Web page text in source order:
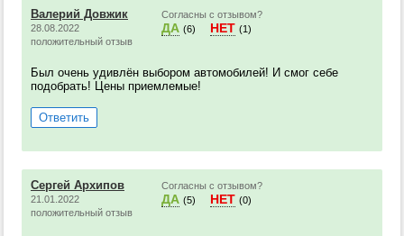
Валерий Довжик
28.08.2022
положительный отзыв
Согласны с отзывом?
ДА (6) НЕТ (1)
Был очень удивлён выбором автомобилей! И смог себе
подобрать! Цены приемлемые!
Ответить
Сергей Архипов
21.01.2022
положительный отзыв
Согласны с отзывом?
ДА (5) НЕТ (0)